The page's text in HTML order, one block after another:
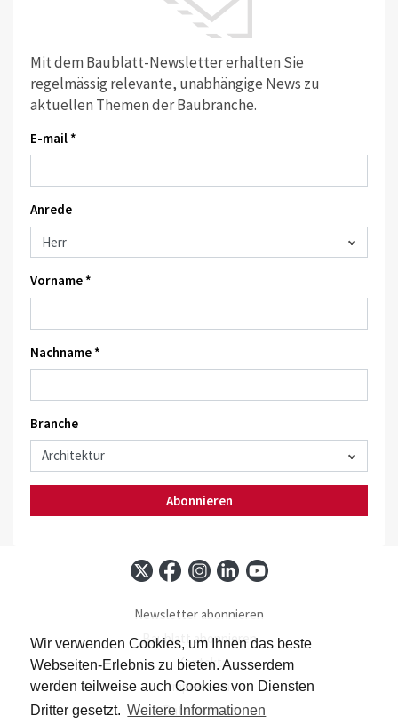
Wir verwenden Cookies, um Ihnen das beste
Webseiten-Erlebnis zu bieten. Ausserdem
werden teilweise auch Cookies von Diensten
Dritter gesetzt. Weitere Informationen
Mit dem Baublatt-Newsletter erhalten Sie
regelmässig relevante, unabhängige News zu
aktuellen Themen der Baubranche.
E-mail *
Anrede
Vorname *
Nachname *
Branche
Abonnieren
Newsletter abonnieren
Baublatt abonnieren
Kontakt
Impressum
Datenschutz